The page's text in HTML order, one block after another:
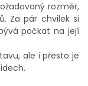
rozměr,
Za pár chvilek si
počkat na její
ale i přesto je